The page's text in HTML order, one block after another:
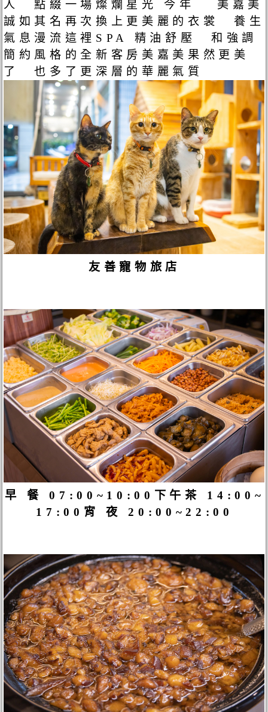
人 點綴一場燦爛星光 今年 美嘉美
誠如其名再次換上更美麗的衣裳 養生
氣息漫流這裡SPA 精油舒壓 和強調
簡約風格的全新客房美嘉美果然更美
了 也多了更深層的華麗氣質
友善寵物旅店
早 餐 07:00~10:00下午茶 14:00~
17:00宵 夜 20:00~22:00